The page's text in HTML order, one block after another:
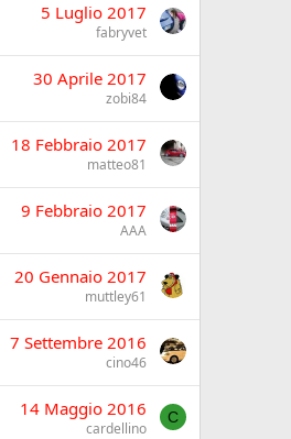
5 Luglio 2017
fabryvet
30 Aprile 2017
zobi84
18 Febbraio 2017
matteo81
9 Febbraio 2017
AAA
20 Gennaio 2017
muttley61
7 Settembre 2016
cino46
14 Maggio 2016
cardellino
C